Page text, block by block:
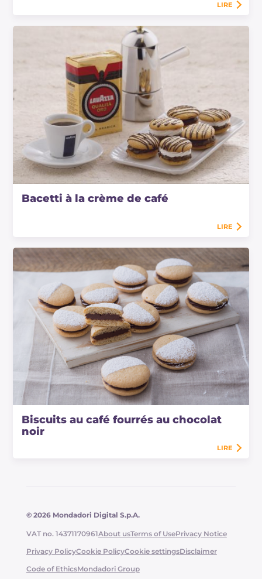
LIRE
Bacetti à la crème de café
LIRE
Biscuits au café fourrés au chocolat
noir
LIRE
© 2026 Mondadori Digital S.p.A.
VAT no. 14371170961About usTerms of UsePrivacy Notice
Privacy PolicyCookie PolicyCookie settingsDisclaimer
Code of EthicsMondadori Group